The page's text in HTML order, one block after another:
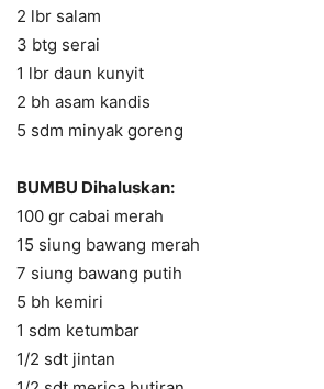
2 lbr salam
3 btg serai
1 lbr daun kunyit
2 bh asam kandis
5 sdm minyak goreng
BUMBU Dihaluskan:
100 gr cabai merah
15 siung bawang merah
7 siung bawang putih
5 bh kemiri
1 sdm ketumbar
1/2 sdt jintan